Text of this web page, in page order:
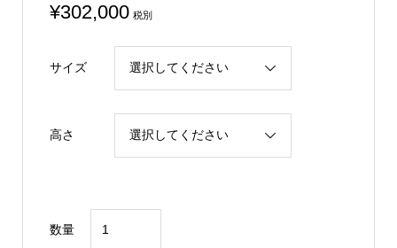
¥302,000 税別
サイズ
高さ
数量